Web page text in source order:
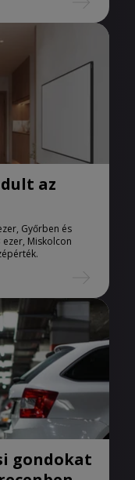
az
Győrben és
ezer, Miskolcon
gondokat